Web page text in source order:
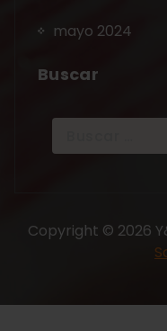
mayo 2024
Buscar
Copyright © 2026